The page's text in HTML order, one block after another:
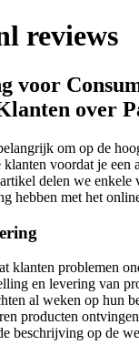
reviews
voor
over
om op de
voordat je een
delen we enkele
hebben met het
klanten problemen
en levering van
al weken op hun
producten
beschrijving op de